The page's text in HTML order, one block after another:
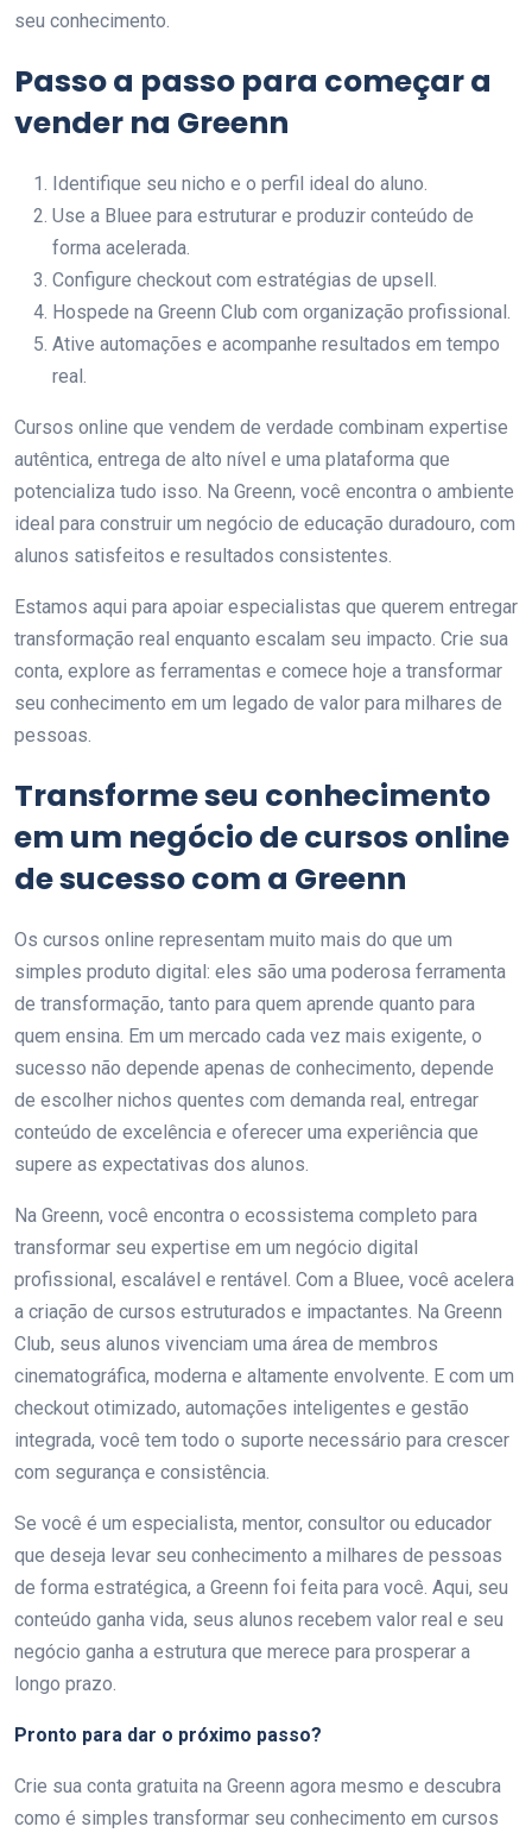
seu conhecimento.
Passo a passo para começar a
vender na Greenn
Identifique seu nicho e o perfil ideal do aluno.
Use a Bluee para estruturar e produzir conteúdo de
forma acelerada.
Configure checkout com estratégias de upsell.
Hospede na Greenn Club com organização profissional.
Ative automações e acompanhe resultados em tempo
real.
Cursos online que vendem de verdade combinam expertise
autêntica, entrega de alto nível e uma plataforma que
potencializa tudo isso. Na Greenn, você encontra o ambiente
ideal para construir um negócio de educação duradouro, com
alunos satisfeitos e resultados consistentes.
Estamos aqui para apoiar especialistas que querem entregar
transformação real enquanto escalam seu impacto. Crie sua
conta, explore as ferramentas e comece hoje a transformar
seu conhecimento em um legado de valor para milhares de
pessoas.
Transforme seu conhecimento
em um negócio de cursos online
de sucesso com a Greenn
Os cursos online representam muito mais do que um
simples produto digital: eles são uma poderosa ferramenta
de transformação, tanto para quem aprende quanto para
quem ensina. Em um mercado cada vez mais exigente, o
sucesso não depende apenas de conhecimento, depende
de escolher nichos quentes com demanda real, entregar
conteúdo de excelência e oferecer uma experiência que
supere as expectativas dos alunos.
Na Greenn, você encontra o ecossistema completo para
transformar seu expertise em um negócio digital
profissional, escalável e rentável. Com a Bluee, você acelera
a criação de cursos estruturados e impactantes. Na Greenn
Club, seus alunos vivenciam uma área de membros
cinematográfica, moderna e altamente envolvente. E com um
checkout otimizado, automações inteligentes e gestão
integrada, você tem todo o suporte necessário para crescer
com segurança e consistência.
Se você é um especialista, mentor, consultor ou educador
que deseja levar seu conhecimento a milhares de pessoas
de forma estratégica, a Greenn foi feita para você. Aqui, seu
conteúdo ganha vida, seus alunos recebem valor real e seu
negócio ganha a estrutura que merece para prosperar a
longo prazo.
Pronto para dar o próximo passo?
Crie sua conta gratuita na Greenn agora mesmo e descubra
como é simples transformar seu conhecimento em cursos